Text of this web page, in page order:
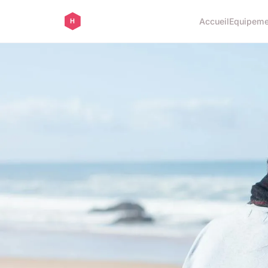
Accueil